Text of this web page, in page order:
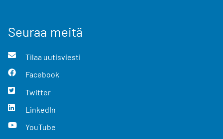
Seuraa meitä
Tilaa uutisviesti
Facebook
Twitter
LinkedIn
YouTube